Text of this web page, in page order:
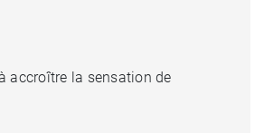
accroître la sensation de